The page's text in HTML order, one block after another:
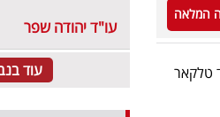
המלאה
טלקאר
עו"ד יהודה שפר
עוד